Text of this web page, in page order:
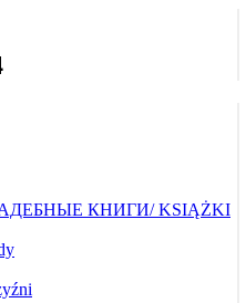
КНИГИ/ KSIĄŻKI